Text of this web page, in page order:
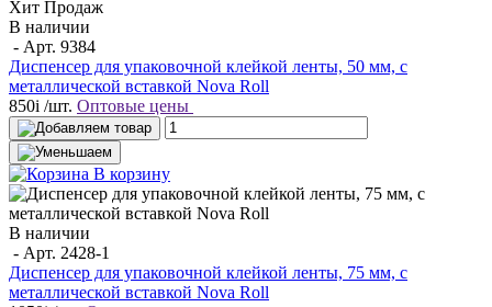
Хит Продаж
В наличии
- Арт. 9384
Диспенсер для упаковочной клейкой ленты, 50 мм, с
металлической вставкой Nova Roll
850i /шт. Оптовые цены
В корзину
В наличии
- Арт. 2428-1
Диспенсер для упаковочной клейкой ленты, 75 мм, с
металлической вставкой Nova Roll